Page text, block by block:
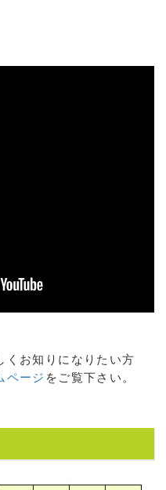
くお知りになりたい方
ページ をご覧下さい。